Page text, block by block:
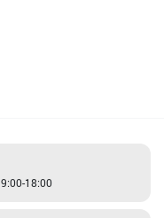
18:00